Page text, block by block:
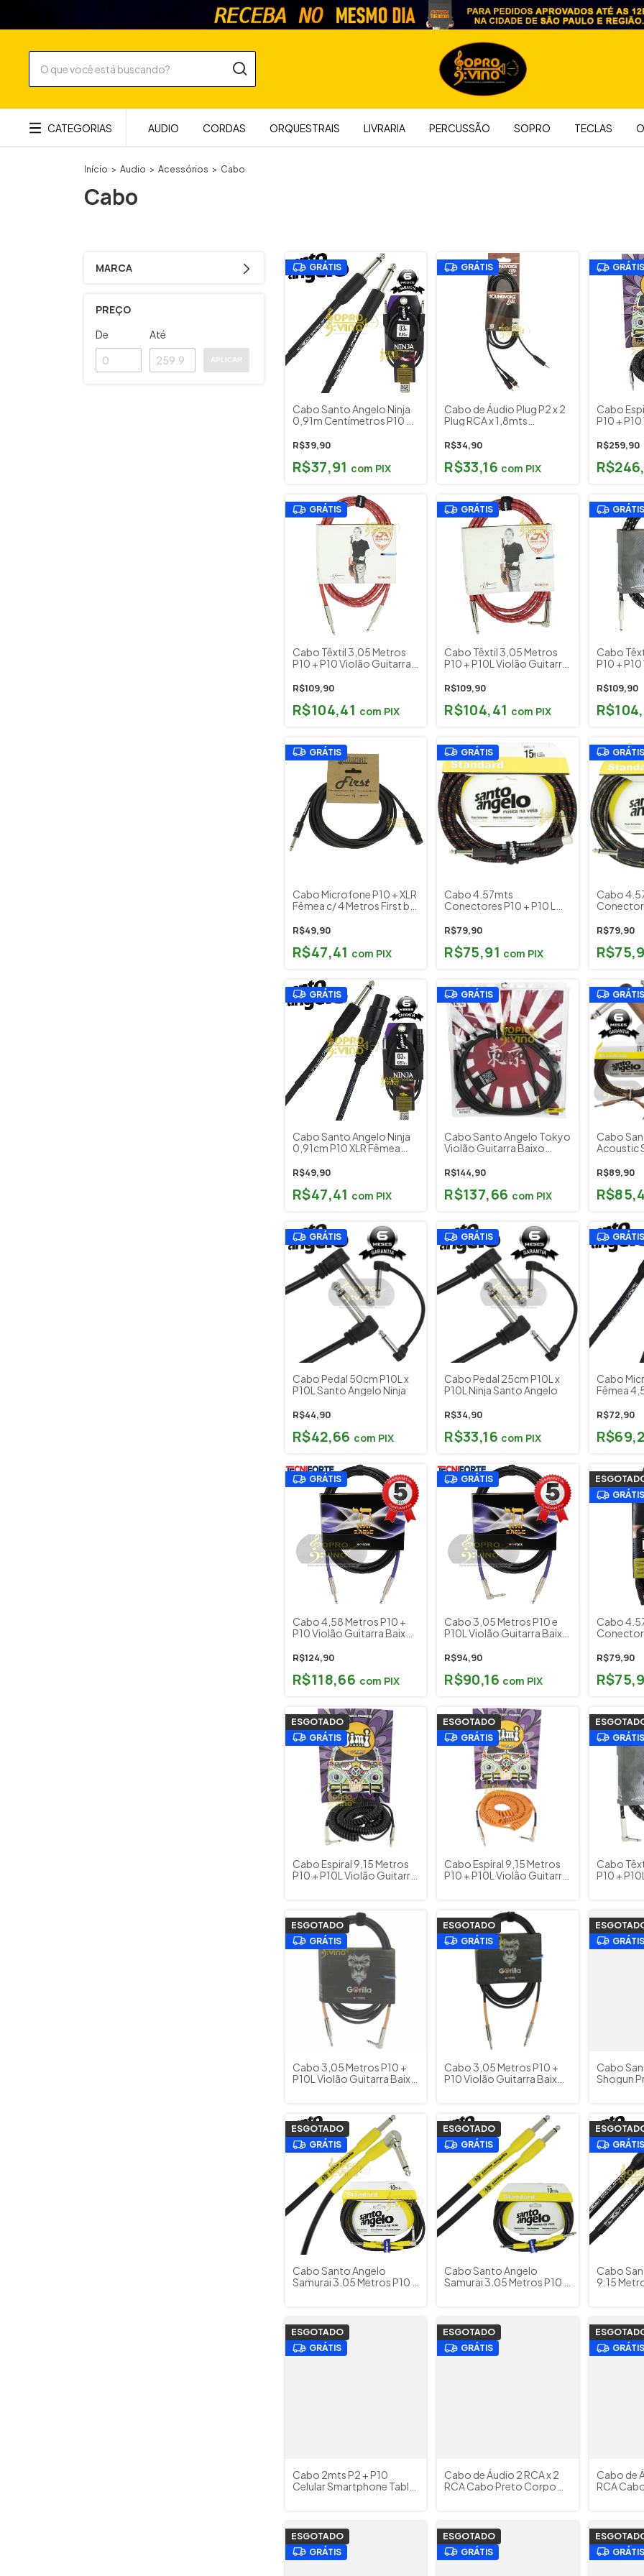
CATEGORIAS AUDIO CORDAS ORQUESTRAIS LIVRARIA PERCUSSÃO SOPRO TECLAS
Início > Audio > Acessórios > Cabo
Cabo
MARCA
PREÇO
De Até
APLICAR
GRÁTIS
Cabo Santo Angelo Ninja
0,91m Centímetros P10 +
R$39,90
R$37,91 com PIX
GRÁTIS
Cabo de Áudio Plug P2 x 2
Plug RCA x 1,8mts
LITE
R$34,90
R$33,16 com PIX
GRÁTIS
Cabo
P10 +
Jimi
R$259,90
GRÁTIS
Cabo Têxtil 3,05 Metros
P10 + P10 Violão Guitarra
Signature Juninho Afram
R$109,90
R$104,41 com PIX
GRÁTIS
Cabo Têxtil 3,05 Metros
P10 + P10L Violão Guitarra
Signature Juninho Afram
R$109,90
R$104,41 com PIX
GRÁTIS
Cabo
P10 +
Signature
R$109,90
GRÁTIS
Cabo Microfone P10 + XLR
Fêmea c/ 4 Metros First by
R$49,90
R$47,41 com PIX
GRÁTIS
Cabo 4.57mts
Conectores P10 + P10 L
Cor Vermelho
R$79,90
R$75,91 com PIX
GRÁTIS
Cabo
Cor Cobre
R$79,90
GRÁTIS
Cabo Santo Angelo Ninja
0,91cm P10 XLR Fêmea
R$49,90
R$47,41 com PIX
GRÁTIS
Cabo Santo Angelo Tokyo
Violão Guitarra Baixo
Banhado Ouro P10 + P10
R$144,90
R$137,66 com PIX
GRÁTIS
Cabo
Acoustic
Guitarra
R$89,90
GRÁTIS
Cabo Pedal 50cm P10L x
P10L Santo Angelo Ninja
R$44,90
R$42,66 com PIX
GRÁTIS
Cabo Pedal 25cm P10L x
P10L Ninja Santo Angelo
R$34,90
R$33,16 com PIX
GRÁTIS
Cabo
Fêmea
R$72,90
GRÁTIS
Cabo 4,58 Metros P10 +
P10 Violão Guitarra Baixo
R$124,90
R$118,66 com PIX
GRÁTIS
Cabo 3,05 Metros P10 e
P10L Violão Guitarra Baixo
R$94,90
R$90,16 com PIX
GRÁTIS
Cabo
HG TX (
R$79,90
ESGOTADO
GRÁTIS
Cabo Espiral 9,15 Metros
P10 + P10L Violão Guitarra
JIB30LNIHD (30FT)
ESGOTADO
GRÁTIS
Cabo Espiral 9,15 Metros
P10 + P10L Violão Guitarra
JIO30LNIHD (30FT)
GRÁTIS
Cabo
P10 +
ESGOTADO
GRÁTIS
Cabo 3,05 Metros P10 +
P10L Violão Guitarra Baixo
ESGOTADO
GRÁTIS
Cabo 3,05 Metros P10 +
P10 Violão Guitarra Baixo
GRÁTIS
Cabo
Shogun
Teclado
ESGOTADO
GRÁTIS
Cabo Santo Angelo
Samurai 3.05 Metros P10 +
ESGOTADO
GRÁTIS
Cabo Santo Angelo
Samurai 3.05 Metros P10 +
GRÁTIS
Cabo
9.15
ESGOTADO
GRÁTIS
Cabo 2mts P2 + P10
Celular Smartphone Tablet
ESGOTADO
GRÁTIS
Cabo de Áudio 2 RCA x 2
RCA Cabo Preto Corpo
GRÁTIS
Cabo de
RCA
ESGOTADO
GRÁTIS
ESGOTADO
GRÁTIS
GRÁTIS